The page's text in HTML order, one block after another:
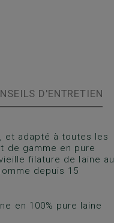
D'ENTRETIEN
et adapté à toutes les
de gamme en pure
filature de laine au
depuis 15
en 100% pure laine